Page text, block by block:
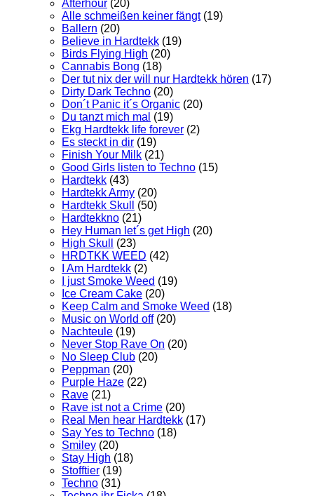
Afterhour (20)
Alle schmeißen keiner fängt (19)
Ballern (20)
Believe in Hardtekk (19)
Birds Flying High (20)
Cannabis Bong (18)
Der tut nix der will nur Hardtekk hören (17)
Dirty Dark Techno (20)
Don´t Panic it´s Organic (20)
Du tanzt mich mal (19)
Ekg Hardtekk life forever (2)
Es steckt in dir (19)
Finish Your Milk (21)
Good Girls listen to Techno (15)
Hardtekk (43)
Hardtekk Army (20)
Hardtekk Skull
(50)
Hardtekkno (21)
Hey Human let´s get High (20)
High Skull
(23)
HRDTKK WEED (42)
I Am Hardtekk (2)
I just Smoke Weed (19)
Ice Cream Cake (20)
Keep Calm and Smoke Weed (18)
Music on World off (20)
Nachteule (19)
Never Stop Rave On (20)
No Sleep Club (20)
Peppman (20)
Purple Haze (22)
Rave (21)
Rave ist not a Crime (20)
Real Men hear Hardtekk (17)
Say Yes to Techno (18)
Smiley (20)
Stay High (18)
Stofftier (19)
Techno (31)